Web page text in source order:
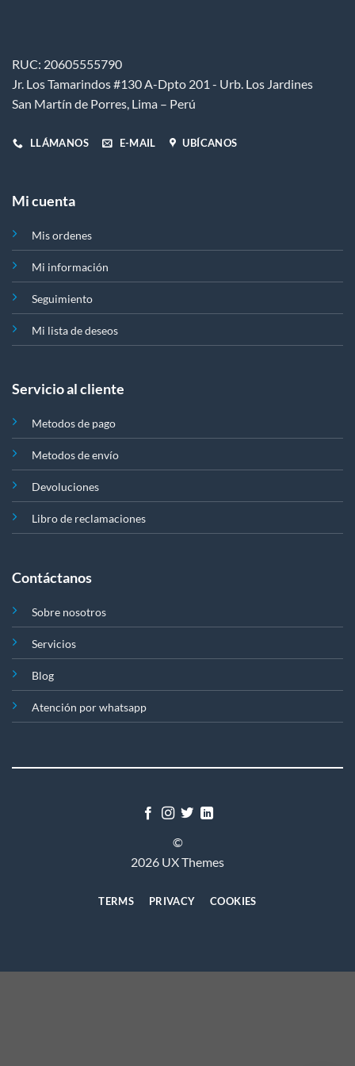
la
página
de
página
RUC: 20605555790
Jr. Los Tamarindos #130 A-Dpto 201 - Urb. Los Jardines
San Martín de Porres, Lima – Perú
LLÁMANOS E-MAIL UBÍCANOS
Mi cuenta
Mis ordenes
Mi información
Seguimiento
Mi lista de deseos
Servicio al cliente
Metodos de pago
Metodos de envío
Devoluciones
Libro de reclamaciones
Contáctanos
Sobre nosotros
Servicios
Blog
Atención por whatsapp
©
2026 UX Themes
TERMS PRIVACY COOKIES